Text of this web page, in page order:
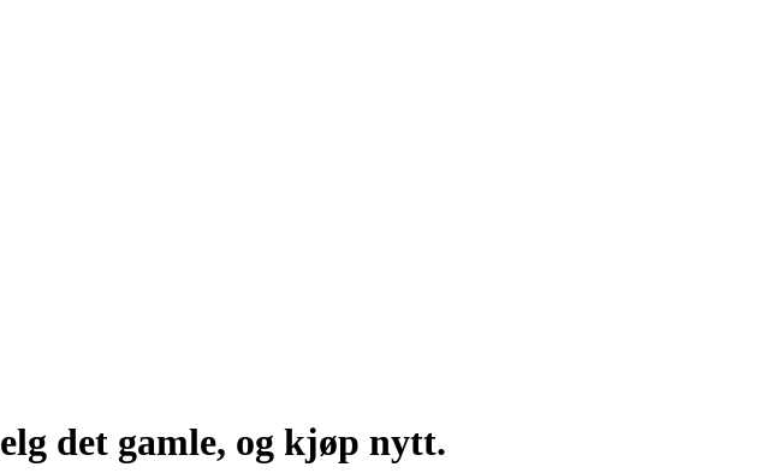
det gamle, og kjøp nytt.